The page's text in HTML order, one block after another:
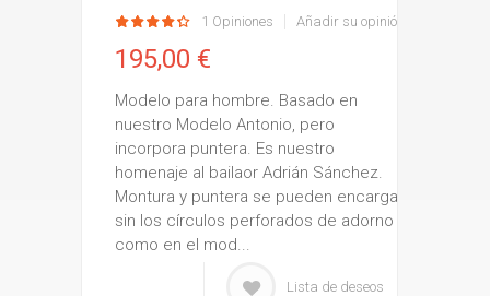
1 Opiniones Añadir su opinión
195,00 €
Modelo para hombre. Basado en
nuestro Modelo Antonio, pero
incorpora puntera. Es nuestro
homenaje al bailaor Adrián Sánchez.
Montura y puntera se pueden encargar
sin los círculos perforados de adorno
como en el mod...
Lista de deseos